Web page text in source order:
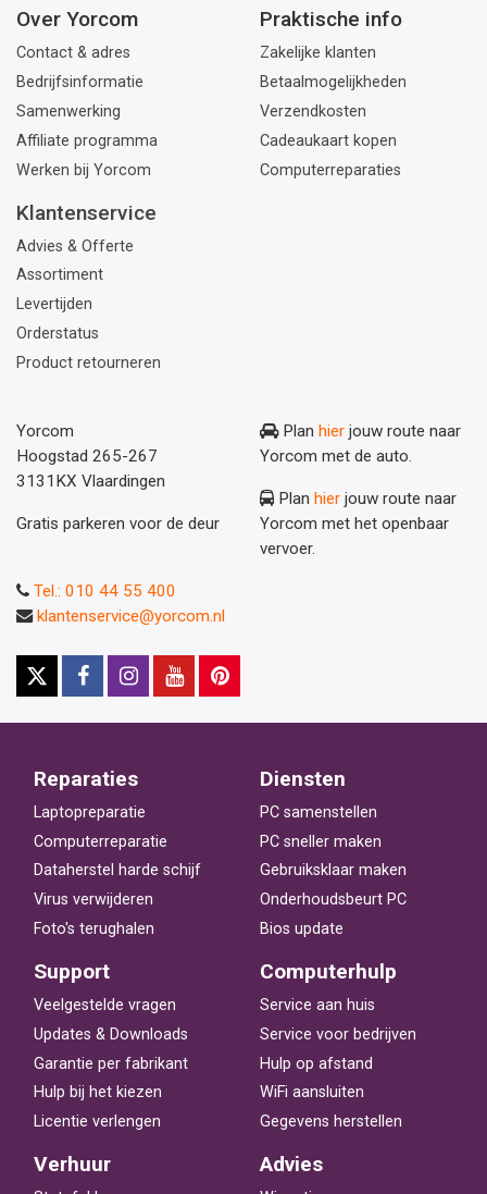
Over Yorcom
Contact & adres
Bedrijfsinformatie
Samenwerking
Affiliate programma
Werken bij Yorcom
Praktische info
Zakelijke klanten
Betaalmogelijkheden
Verzendkosten
Cadeaukaart kopen
Computerreparaties
Klantenservice
Advies & Offerte
Assortiment
Levertijden
Orderstatus
Product retourneren
Yorcom
Hoogstad 265-267
3131KX Vlaardingen
Gratis parkeren voor de deur
Plan hier jouw route naar
Yorcom met de auto.
Plan hier jouw route naar
Yorcom met het openbaar
vervoer.
Tel.: 010 44 55 400
klantenservice@yorcom.nl
Reparaties
Laptopreparatie
Computerreparatie
Dataherstel harde schijf
Virus verwijderen
Foto's terughalen
Diensten
PC samenstellen
PC sneller maken
Gebruiksklaar maken
Onderhoudsbeurt PC
Bios update
Support
Veelgestelde vragen
Updates & Downloads
Garantie per fabrikant
Hulp bij het kiezen
Licentie verlengen
Computerhulp
Service aan huis
Service voor bedrijven
Hulp op afstand
WiFi aansluiten
Gegevens herstellen
Verhuur Advies